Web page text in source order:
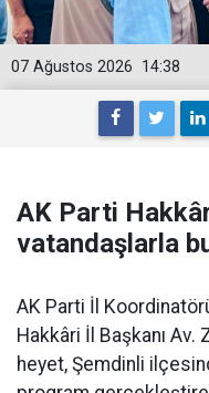
14:38
07 Ağustos 2026
AK Parti
vatandaşlarla
AK Parti İl
Hakkâri İl Başkanı
heyet, Şemdinli